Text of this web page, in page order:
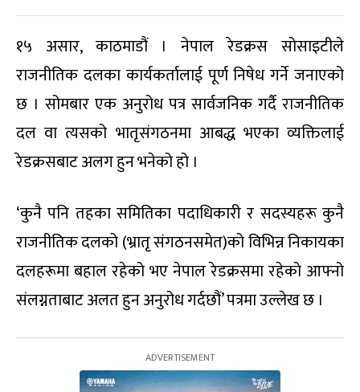
१५ असार, काठमाडौं । नेपाल रेडक्रस सोसाइटीले
राजनीतिक दलका कार्यकर्तालाई पूर्ण निषेध गर्ने जनाएको
छ । सोमबार एक अनुरोध पत्र सार्वजनिक गर्दै राजनीतिक
दल वा त्यसको भातृसंगठनमा आबद्ध भएका व्यक्तिलाई
रेडक्रसबाट अलग हुन भनेको हो ।
‘कुनै पनि तहका समितिका पदाधिकारी र सदस्यहरू कुनै
राजनीतिक दलको (भ्रातृ संगठनसमेत)को विभिन्न निकायका
दलहरूमा बहाल रहेको भए नेपाल रेडक्रसमा रहेको आफ्नो
संलग्नताबाट अलत हुन अनुरोध गर्दछौं’ पत्रमा उल्लेख छ ।